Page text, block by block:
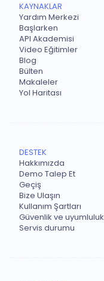
KAYNAKLAR
Yardım Merkezi
Başlarken
API Akademisi
Video Eğitimler
Blog
Bülten
Makaleler
Yol Haritası
DESTEK
Hakkımızda
Demo Talep Et
Geçiş
Bize Ulaşın
Kullanım Şartları
Güvenlik ve uyumluluk
Servis durumu